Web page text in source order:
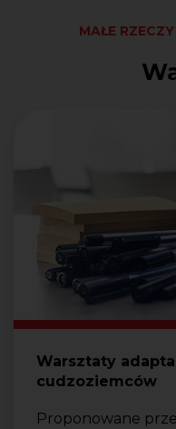
MAŁE
Warsztaty
cudzoziemców
Proponowane